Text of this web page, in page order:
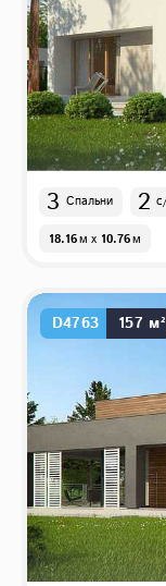
3 Спальни 2
18.16м x 10.76м
D4763 157 м²